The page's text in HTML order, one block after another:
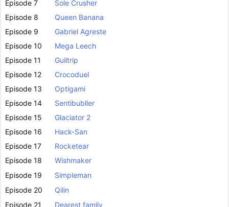
Episode 7
Sole Crusher
Episode 8
Queen Banana
Episode 9
Gabriel Agreste
Episode 10
Mega Leech
Episode 11
Guiltrip
Episode 12
Crocoduel
Episode 13
Optigami
Episode 14
Sentibubller
Episode 15
Glaciator 2
Episode 16
Hack-San
Episode 17
Rocketear
Episode 18
Wishmaker
Episode 19
Simpleman
Episode 20
Qilin
Episode 21
Dearest family